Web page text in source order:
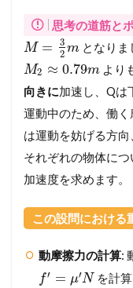
思考の道筋と
M =
3
2 mとなりま
M2 ≈ 0.79m より
向きに加速し、Qは
運動中のため、働く
は運動を妨げる方向
それぞれの物体に
加速度を求めます。
この設問における
動摩擦力の計算:
f′ = μ′Nを計算